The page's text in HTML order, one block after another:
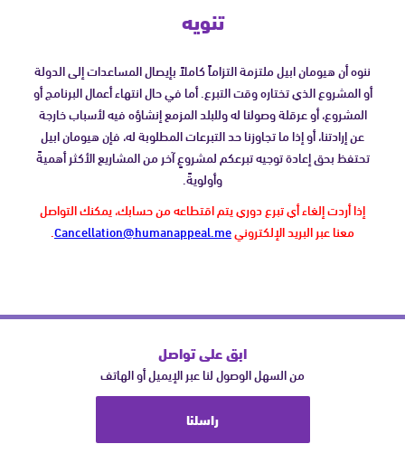
تنويه
ننوه أن هيومان ابيل ملتزمة التزاماً كاملاً بإيصال المساعدات إلى الدولة
أو المشروع الذي تختاره وقت التبرع. أما في حال انتهاء أعمال البرنامج أو
المشروع، أو عرقلة وصولنا له وللبلد المزمع إنشاؤه فيه لأسباب خارجة
عن إرادتنا، أو إذا ما تجاوزنا حد التبرعات المطلوبة له، فإن هيومان ابيل
تحتفظ بحق إعادة توجيه تبرعكم لمشروعٍ آخر من المشاريع الأكثر أهميةً
وأولويةً.
إذا أردت إلغاء أي تبرع دوري يتم اقتطاعه من حسابك، يمكنك التواصل
معنا عبر البريد الإلكترونيCancellation@humanappeal.me
.
ابق على تواصل
من السهل الوصول لنا عبر الإيميل أو الهاتف
راسلنا